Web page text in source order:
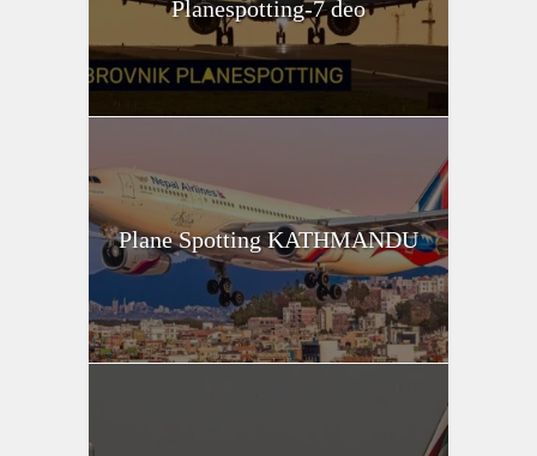
Planespotting-7 deo
Plane Spotting KATHMANDU